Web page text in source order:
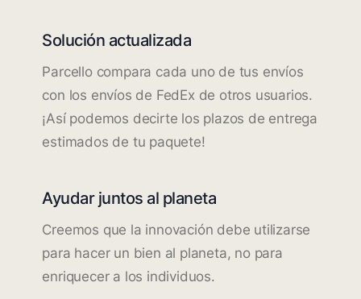
Solución actualizada
Parcello compara cada uno de tus envíos
con los envíos de FedEx de otros usuarios.
¡Así podemos decirte los plazos de entrega
estimados de tu paquete!
Ayudar juntos al planeta
Creemos que la innovación debe utilizarse
para hacer un bien al planeta, no para
enriquecer a los individuos.